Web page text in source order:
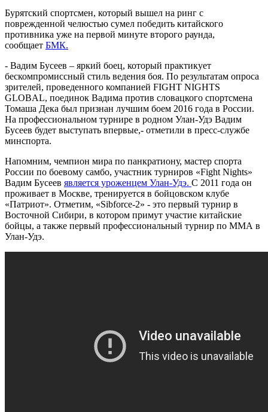
Бурятский спортсмен, который вышел на ринг с
поврежденной челюстью сумел победить китайского
противника уже на первой минуте второго раунда,
сообщает БМК.
- Вадим Бусеев – яркий боец, который практикует
бескомпромиссный стиль ведения боя. По результатам опроса
зрителей, проведенного компанией FIGHT NIGHTS
GLOBAL, поединок Вадима против словацкого спортсмена
Томаша Дека был признан лучшим боем 2016 года в России.
На профессиональном турнире в родном Улан-Удэ Вадим
Бусеев будет выступать впервые,- отметили в пресс-службе
минспорта.
Напомним, чемпион мира по панкратиону, мастер спорта
России по боевому самбо, участник турниров «Fight Nights»
Вадим Бусеев является уроженцем Улан-Удэ. С 2011 года он
проживает в Москве, тренируется в бойцовском клубе
«Патриот». Отметим, «Sibforce-2» - это первый турнир в
Восточной Сибири, в котором примут участие китайские
бойцы, а также первый профессиональный турнир по ММА в
Улан-Удэ.